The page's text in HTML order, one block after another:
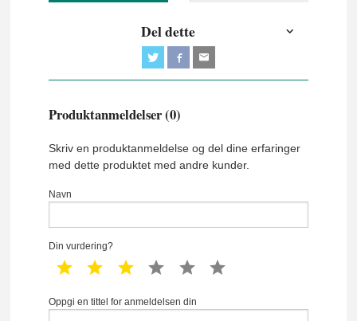
Del dette
Produktanmeldelser (0)
Skriv en produktanmeldelse og del dine erfaringer
med dette produktet med andre kunder.
Navn
Din vurdering?
1 star 2 star 3 star 4 star 5 star
Oppgi en tittel for anmeldelsen din